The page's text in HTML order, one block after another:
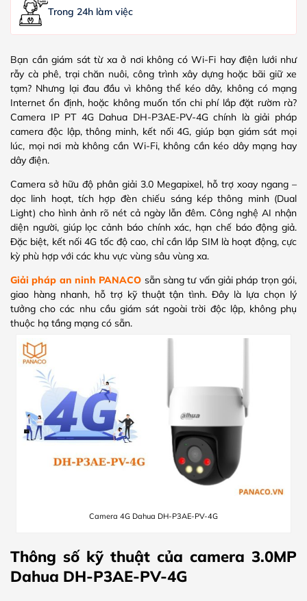
Trong 24h làm việc
Bạn cần giám sát từ xa ở nơi không có Wi-Fi hay điện lưới như
rẫy cà phê, trại chăn nuôi, công trình xây dựng hoặc bãi giữ xe
tạm? Nhưng lại đau đầu vì không thể kéo dây, không có mạng
Internet ổn định, hoặc không muốn tốn chi phí lắp đặt rườm rà?
Camera IP PT 4G Dahua DH-P3AE-PV-4G chính là giải pháp
camera độc lập, thông minh, kết nối 4G, giúp bạn giám sát mọi
lúc, mọi nơi mà không cần Wi-Fi, không cần kéo dây mạng hay
dây điện.
Camera sở hữu độ phân giải 3.0 Megapixel, hỗ trợ xoay ngang –
dọc linh hoạt, tích hợp đèn chiếu sáng kép thông minh (Dual
Light) cho hình ảnh rõ nét cả ngày lẫn đêm. Công nghệ AI nhận
diện người, giúp lọc cảnh báo chính xác, hạn chế báo động giả.
Đặc biệt, kết nối 4G tốc độ cao, chỉ cần lắp SIM là hoạt động, cực
kỳ phù hợp với các khu vực vùng sâu vùng xa.
Giải pháp an ninh PANACO sẵn sàng tư vấn giải pháp trọn gói,
giao hàng nhanh, hỗ trợ kỹ thuật tận tình. Đây là lựa chọn lý
tưởng cho các nhu cầu giám sát ngoài trời độc lập, không phụ
thuộc hạ tầng mạng có sẵn.
Camera 4G Dahua DH-P3AE-PV-4G
Thông số kỹ thuật của camera 3.0MP
Dahua DH-P3AE-PV-4G